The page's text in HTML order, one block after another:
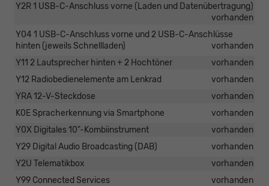
Y2R 1 USB-C-Anschluss vorne (Laden und Datenübertragung)
vorhanden
Y04 1 USB-C-Anschluss vorne und 2 USB-C-Anschlüsse
hinten (jeweils Schnellladen)
vorhanden
Y11 2 Lautsprecher hinten + 2 Hochtöner
vorhanden
Y12 Radiobedienelemente am Lenkrad
vorhanden
YRA 12-V-Steckdose
vorhanden
K0E Spracherkennung via Smartphone
vorhanden
Y0X Digitales 10"-Kombiinstrument
vorhanden
Y29 Digital Audio Broadcasting (DAB)
vorhanden
Y2U Telematikbox
vorhanden
Y99 Connected Services
vorhanden